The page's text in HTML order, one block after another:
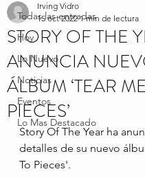
Todas las entradas
Hoy
Lo Nuevo
Noticias
Eventos
Lo Mas Destacado
STORY OF THE
ANUNCIA
ÁLBUM ‘TEAR
PIECES’
Irving Vidro
15 oct 2022 1 min de lectura
Story Of The Year ha
detalles de su nuevo
To Pieces'.